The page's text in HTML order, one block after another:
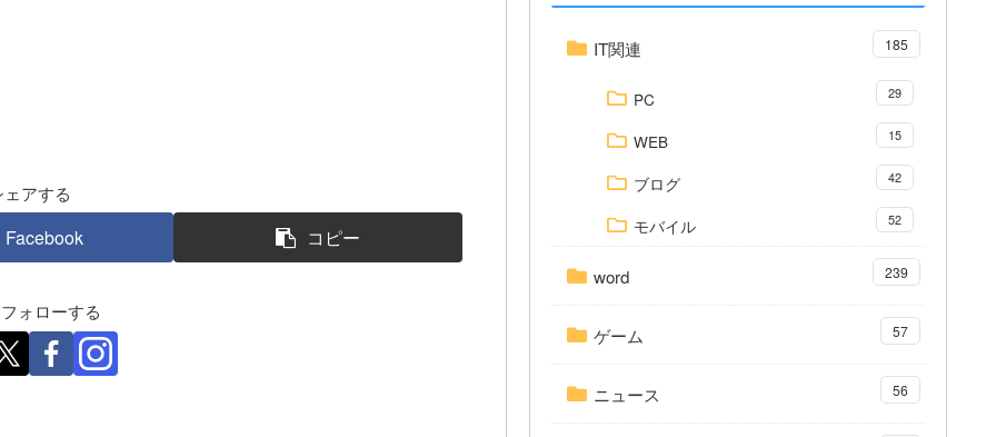
アする
Facebook コピー
ォローする
IT関連 185
PC 29
WEB 15
ブログ 42
モバイル 52
word 239
ゲーム 57
ニュース 56